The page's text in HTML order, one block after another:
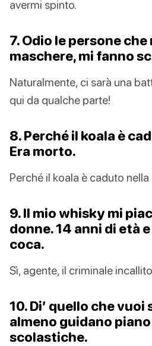
avermi spinto.
7. Odio le persone
maschere, mi fanno
Naturalmente, ci sarà una
qui da qualche parte!
8. Perché il koala è
Era morto.
Perché il koala è caduto
9. Il mio whisky mi
donne. 14 anni di età
coca.
Sì, agente, il criminale
10. Di’ quello che
almeno guidano
scolastiche.